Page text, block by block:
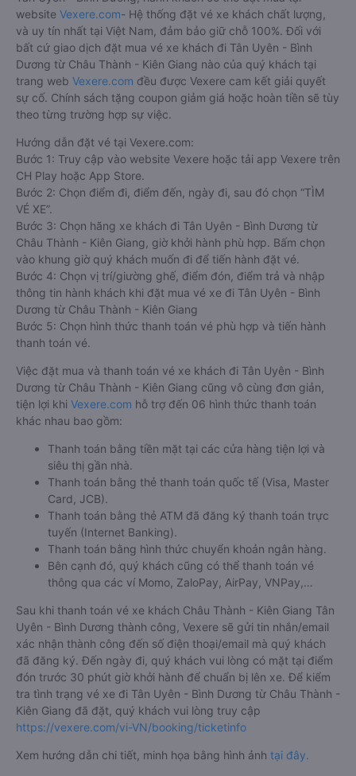
website Vexere.com- Hệ thống đặt vé xe khách chất lượng,
và uy tín nhất tại Việt Nam, đảm bảo giữ chỗ 100%. Đối với
bất cứ giao dịch đặt mua vé xe khách đi Tân Uyên - Bình
Dương từ Châu Thành - Kiên Giang nào của quý khách tại
trang web Vexere.com đều được Vexere cam kết giải quyết
sự cố. Chính sách tặng coupon giảm giá hoặc hoàn tiền sẽ tùy
theo từng trường hợp sự việc.
Hướng dẫn đặt vé tại Vexere.com:
Bước 1: Truy cập vào website Vexere hoặc tải app Vexere trên
CH Play hoặc App Store.
Bước 2: Chọn điểm đi, điểm đến, ngày đi, sau đó chọn “TÌM
VÉ XE”.
Bước 3: Chọn hãng xe khách đi Tân Uyên - Bình Dương từ
Châu Thành - Kiên Giang, giờ khởi hành phù hợp. Bấm chọn
vào khung giờ quý khách muốn đi để tiến hành đặt vé.
Bước 4: Chọn vị trí/giường ghế, điểm đón, điểm trả và nhập
thông tin hành khách khi đặt mua vé xe đi Tân Uyên - Bình
Dương từ Châu Thành - Kiên Giang
Bước 5: Chọn hình thức thanh toán vé phù hợp và tiến hành
thanh toán vé.
Việc đặt mua và thanh toán vé xe khách đi Tân Uyên - Bình
Dương từ Châu Thành - Kiên Giang cũng vô cùng đơn giản,
tiện lợi khi Vexere.com hỗ trợ đến 06 hình thức thanh toán
khác nhau bao gồm:
Thanh toán bằng tiền mặt tại các cửa hàng tiện lợi và
siêu thị gần nhà.
Thanh toán bằng thẻ thanh toán quốc tế (Visa, Master
Card, JCB).
Thanh toán bằng thẻ ATM đã đăng ký thanh toán trực
tuyến (Internet Banking).
Thanh toán bằng hình thức chuyển khoản ngân hàng.
Bên cạnh đó, quý khách cũng có thể thanh toán vé
thông qua các ví Momo, ZaloPay, AirPay, VNPay,…
Sau khi thanh toán vé xe khách Châu Thành - Kiên Giang Tân
Uyên - Bình Dương thành công, Vexere sẽ gửi tin nhắn/email
xác nhận thành công đến số điện thoại/email mà quý khách
đã đăng ký. Đến ngày đi, quý khách vui lòng có mặt tại điểm
đón trước 30 phút giờ khởi hành để chuẩn bị lên xe. Để kiểm
tra tình trạng vé xe đi Tân Uyên - Bình Dương từ Châu Thành -
Kiên Giang đã đặt, quý khách vui lòng truy cập
https://vexere.com/vi-VN/booking/ticketinfo
Xem hướng dẫn chi tiết, minh họa bằng hình ảnh tại đây.